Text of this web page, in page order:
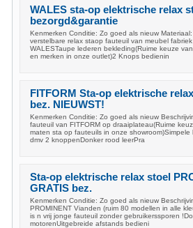
WALES sta-op elektrische relax
bezorgd&garantie
Kenmerken Conditie: Zo goed als nieuw
verstelbare relax staop fauteuil van meubel
WALESTaupe lederen bekleding(Ruime keuze
en merken in onze outlet)2 Knops bedienin
FITFORM Sta-op elektrische
bez. NIEUWST!
Kenmerken Conditie: Zo goed als nieuw
fauteuil van FITFORM op draaiplateau(Ruime
maten sta op fauteuils in onze
dmv 2 knoppenDonker rood leerPra
Sta-op elektrische relax stoel
GRATIS bez.
Kenmerken Conditie: Zo goed als nieuw
PROMINENT Vianden (ruim 80 modellen in alle
is n vrij jonge fauteuil zonder gebruikerssporen
motorenUitgebreide afstands bedieni